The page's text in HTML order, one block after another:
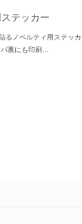
テッカー
るノベルティ用ステッカ
パ裏にも印刷…